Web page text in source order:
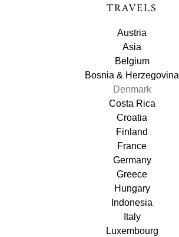
TRAVELS
Austria
Asia
Belgium
Bosnia & Herzegovina
Denmark
Costa Rica
Croatia
Finland
France
Germany
Greece
Hungary
Indonesia
Italy
Luxembourg